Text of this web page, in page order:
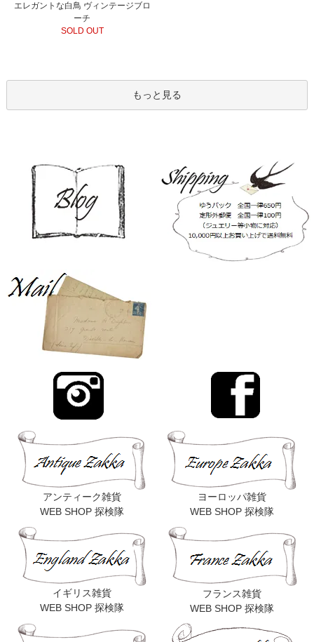
エレガントな白鳥 ヴィンテージブロ
ーチ
SOLD OUT
もっと見る
アンティーク雑貨
WEB SHOP 探検隊
ヨーロッパ雑貨
WEB SHOP 探検隊
イギリス雑貨
WEB SHOP 探検隊
フランス雑貨
WEB SHOP 探検隊